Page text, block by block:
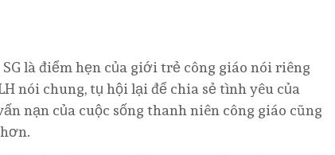
là điểm hẹn của giới trẻ công giáo nói riêng
nói chung, tụ hội lại để chia sẻ tình yêu của
nạn của cuộc sống thanh niên công giáo cũng